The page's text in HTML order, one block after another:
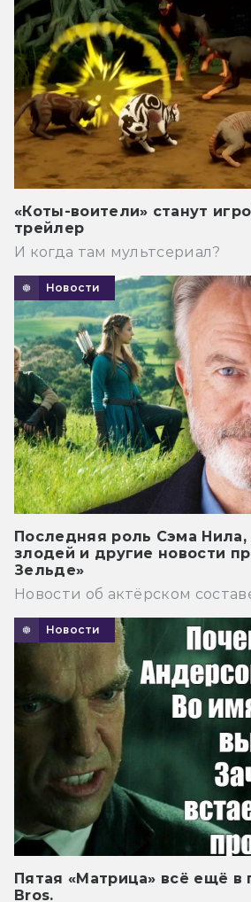
«Коты-воители» станут
трейлер
И когда там мультсериал?
Новости
Последняя роль Сэма Нила,
злодей и другие новости
Зельде»
Новости об актёрском
Новости
Пятая «Матрица» всё ещё в
Bros.